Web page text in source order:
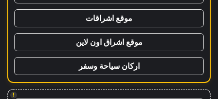
موقع اشراقات
موقع اشراق اون لاين
اركان سياحة وسفر
!